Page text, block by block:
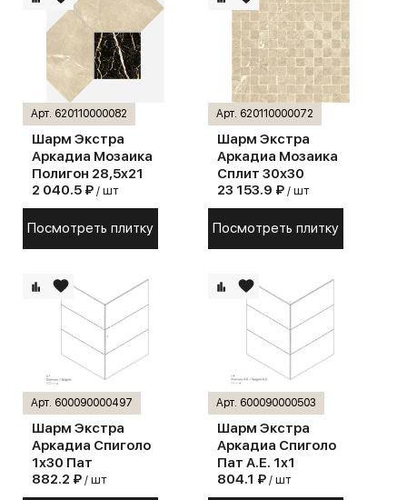
Арт. 620110000082
Шарм Экстра
Аркадиа Мозаика
Полигон 28,5х21
2 040.5 ₽ / шт
Посмотреть плитку
Арт. 620110000072
Шарм Экстра
Аркадиа Мозаика
Сплит 30х30
23 153.9 ₽ / шт
Посмотреть плитку
Арт. 600090000497
Шарм Экстра
Аркадиа Спиголо
1х30 Пат
882.2 ₽ / шт
Арт. 600090000503
Шарм Экстра
Аркадиа Спиголо
Пат А.Е. 1х1
804.1 ₽ / шт